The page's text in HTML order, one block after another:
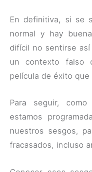
En definitiva, si se
normal y hay
difícil no sentirse
un contexto falso
película de éxito
Para seguir,
estamos
nuestros sesgos,
fracasados, incluso